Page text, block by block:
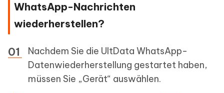
WhatsApp-Nachrichten
wiederherstellen?
Nachdem Sie die UltData WhatsApp-
Datenwiederherstellung gestartet haben,
müssen Sie „Gerät“ auswählen.